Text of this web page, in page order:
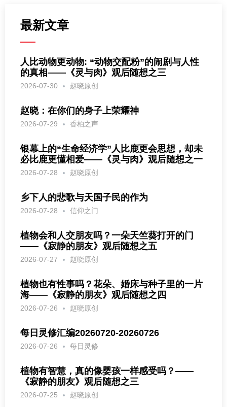
最新文章
人比动物更动物: “动物交配粉”的闹剧与人性
的真相——《灵与肉》观后随想之三
2026-07-30 赵晓原创
赵晓：在你们的身子上荣耀神
2026-07-29 香柏之声
银幕上的“生命经济学”人比鹿更会思想，却未
必比鹿更懂相爱——《灵与肉》观后随想之一
2026-07-28 赵晓原创
乡下人的悲歌与天国子民的作为
2026-07-28 信仰之门
植物会和人交朋友吗？一朵天竺葵打开的门
——《寂静的朋友》观后随想之五
2026-07-27 赵晓原创
植物也有性事吗？花朵、婚床与种子里的一片
海——《寂静的朋友》观后随想之四
2026-07-26 赵晓原创
每日灵修汇编20260720-20260726
2026-07-26 每日灵修
植物有智慧，真的像婴孩一样感受吗？——
《寂静的朋友》观后随想之三
2026-07-25 赵晓原创